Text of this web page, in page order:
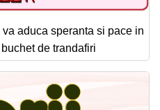
aduca speranta si pace in
de trandafiri